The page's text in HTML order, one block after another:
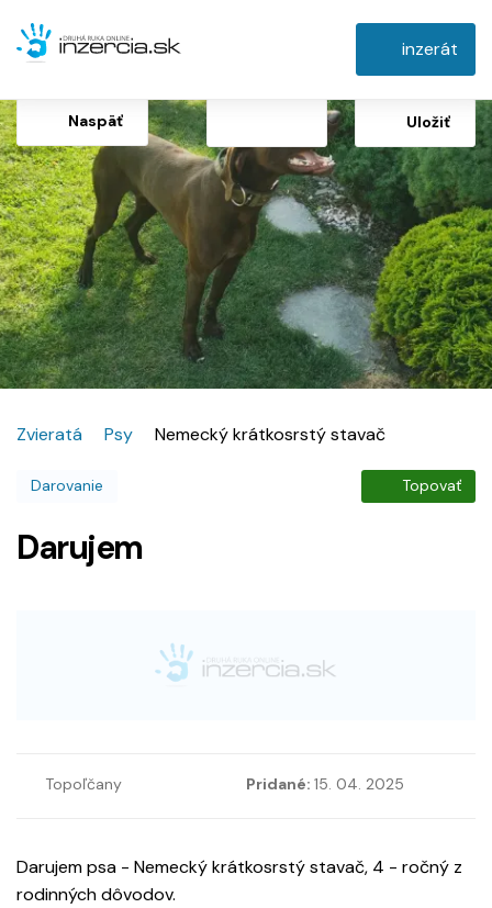
inzerát
Naspäť Uložiť
Zvieratá Psy Nemecký krátkosrstý stavač
Darovanie Topovať
Darujem
Topoľčany Pridané: 15. 04. 2025
Darujem psa - Nemecký krátkosrstý stavač, 4 - ročný z
rodinných dôvodov.